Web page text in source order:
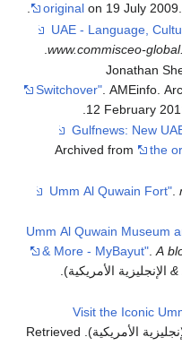
original on 19 July 2009
www.commisceo-
.
Jonathan
Switchover" . AMEinfo.
12 February
Archived from
the
.
"Umm Al Quwain Museum
& More - MyBayut" .A
&
.
"Visit the Iconic
. Retrieved